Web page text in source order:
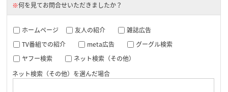
※何を見てお問合せいただきましたか？
ホームページ 友人の紹介
雑誌広告
TV番組での紹介
meta広告
グーグル検索
ヤフー検索
ネット検索（その他）
ネット検索（その他）を選んだ場合